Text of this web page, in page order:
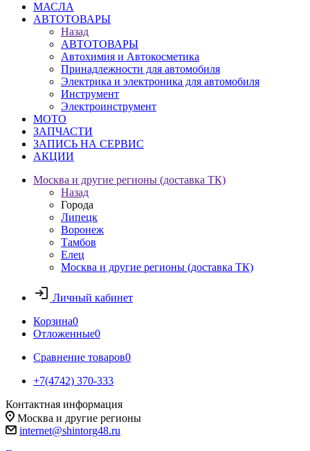
МАСЛА
АВТОТОВАРЫ
Назад
АВТОТОВАРЫ
Автохимия и Автокосметика
Принадлежности для автомобиля
Электрика и электроника для автомобиля
Инструмент
Электроинструмент
МОТО
ЗАПЧАСТИ
ЗАПИСЬ НА СЕРВИС
АКЦИИ
Москва и другие регионы (доставка ТК)
Назад
Города
Липецк
Воронеж
Тамбов
Елец
Москва и другие регионы (доставка ТК)
Личный кабинет
Корзина0
Отложенные0
Сравнение товаров0
+7(4742) 370-333
Контактная информация
Москва и другие регионы
internet@shintorg48.ru